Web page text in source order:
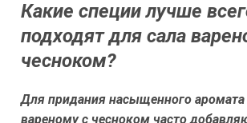
Какие специи лучше
подходят для сала
чесноком?
Для придания насыщенного аромата
вареному с чесноком часто